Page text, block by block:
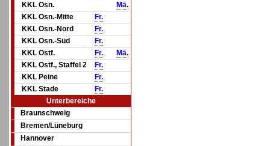
KKL Osn.
Mä.
KKL Osn.-Mitte
Fr.
KKL Osn.-Nord
Fr.
KKL Osn.-Süd
Fr.
KKL Ostf.
Fr.
Mä.
KKL Ostf., Staffel 2
Fr.
KKL Peine
Fr.
KKL Stade
Fr.
Unterbereiche
Braunschweig
Bremen/Lüneburg
Hannover